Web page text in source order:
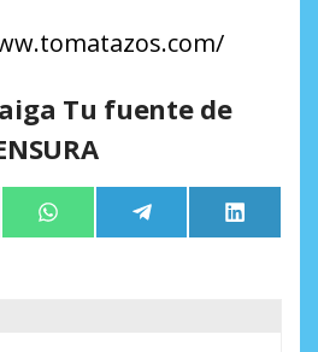
Tu fuente de
Compartir
en
WhatsApp Compartir
en
Telegram
en
LinkedIn